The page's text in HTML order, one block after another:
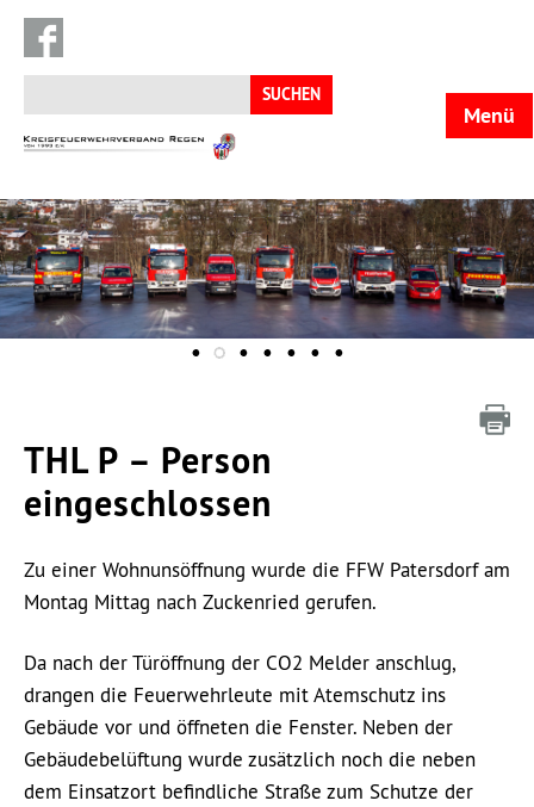
Suchen
nach:
KFV
Menü
THL P – Person
eingeschlossen
Zu einer Wohnunsöffnung wurde die FFW Patersdorf am
Montag Mittag nach Zuckenried gerufen.
Da nach der Türöffnung der CO2 Melder anschlug,
drangen die Feuerwehrleute mit Atemschutz ins
Gebäude vor und öffneten die Fenster. Neben der
Gebäudebelüftung wurde zusätzlich noch die neben
dem Einsatzort befindliche Straße zum Schutze der